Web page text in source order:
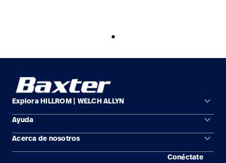
Explora HILLROM | WELCH ALLYN keyboard_arrow_down
Soluciones
Productos
Ayuda keyboard_arrow_down
Comunícate con nosotros
Acerca de nosotros keyboard_arrow_down
Conéctate